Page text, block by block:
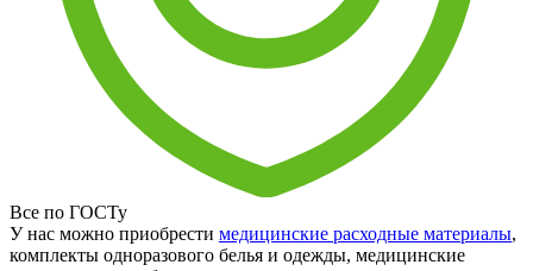
Все по ГОСТу
У нас можно приобрести медицинские расходные материалы,
комплекты одноразового белья и одежды, медицинские